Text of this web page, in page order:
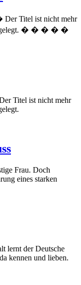
Der Titel ist nicht mehr
� � � � �
Titel ist nicht mehr
Frau. Doch
eines starken
lernt der Deutsche
kennen und lieben.